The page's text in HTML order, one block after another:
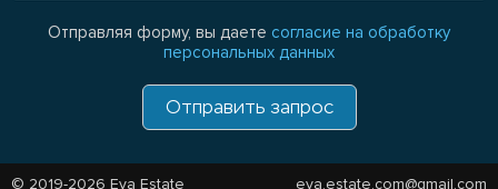
Отправляя форму, вы даете согласие на обработку
персональных данных
Отправить запрос
© 2019-2026 Eva Estate eva.estate.com@gmail.com